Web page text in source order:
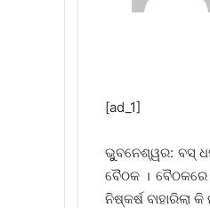
[ad_1]
ଭୁୁବନେଶ୍ୱର: ବସ୍
ବୈଠକ ।
ନିଷ୍କର୍ଷ ବାହାରିଲା